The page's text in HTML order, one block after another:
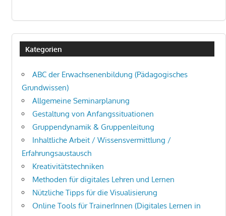
Kategorien
ABC der Erwachsenenbildung (Pädagogisches
Grundwissen)
Allgemeine Seminarplanung
Gestaltung von Anfangssituationen
Gruppendynamik & Gruppenleitung
Inhaltliche Arbeit / Wissensvermittlung /
Erfahrungsaustausch
Kreativitätstechniken
Methoden für digitales Lehren und Lernen
Nützliche Tipps für die Visualisierung
Online Tools für TrainerInnen (Digitales Lernen in